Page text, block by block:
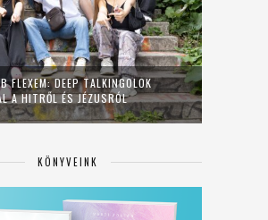
FLEXEM: DEEP TALKINGOLOK
A HITRŐL ÉS JÉZUSRÓL
KÖNYVEINK